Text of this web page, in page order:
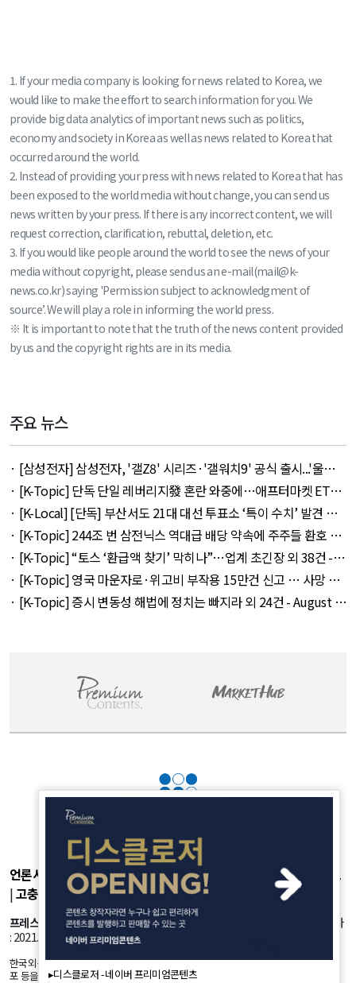
1. If your media company is looking for news related to Korea, we
would like to make the effort to search information for you. We
provide big data analytics of important news such as politics,
economy and society in Korea as well as news related to Korea that
occurred around the world.
2. Instead of providing your press with news related to Korea that has
been exposed to the world media without change, you can send us
news written by your press. If there is any incorrect content, we will
request correction, clarification, rebuttal, deletion, etc.
3. If you would like people around the world to see the news of your
media without copyright, please send us an e-mail(mail@k-
news.co.kr) saying 'Permission subject to acknowledgment of
source’. We will play a role in informing the world press.
※ It is important to note that the truth of the news content provided
by us and the copyright rights are in its media.
주요 뉴스
· [삼성전자] 삼성전자, '갤Z8' 시리즈·'갤워치9' 공식 출시...'울트
라' 257만 7300원 외 51건 - August 6, 2026
· [K-Topic] 단독 단일 레버리지發 혼란 와중에…애프터마켓 ETF
거래 강행 외 71건 - August 6, 2026
· [K-Local] [단독] 부산서도 21대 대선 투표소 ‘특이 수치’ 발견 외
14건 - August 6, 2026
· [K-Topic] 244조 번 삼전닉스 역대급 배당 약속에 주주들 환호 외
21건 - August 6, 2026
· [K-Topic] “토스 ‘환급액 찾기’ 막히나”…업계 초긴장 외 38건 -
August 6, 2026
· [K-Topic] 영국 마운자로·위고비 부작용 15만건 신고 … 사망 연
관 사례 153건 외 50건 - August 6, 2026
· [K-Topic] 증시 변동성 해법에 정치는 빠지라 외 24건 - August 6,
▸디스클로저 - 네이버 프리미엄콘텐츠
언론사소개 |개인정보취급방침|광고후원 부가서비스|기사제보
|고충처리 |청소년보호정책
프레스룸
: 서울시 강서구 공항대로 45길 25 등록번호: 서울 아53981 등록일자
: 2021.10.18 발행인: 정유란 편집인: 신한진
한국외신뉴스의 모든 콘텐츠(기사)는 저작권법의 보호를 받는바, 무단 전재, 복사, 배
포 등을 금합니다.